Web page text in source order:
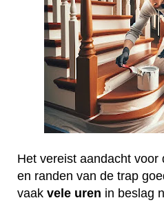
Het vereist aandacht voor
en randen van de trap
vaak vele uren in beslag